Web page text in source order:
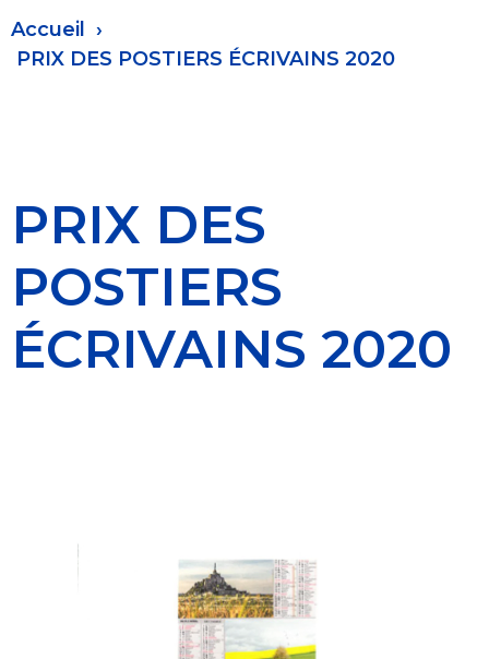
Fil
d'Ariane
Accueil
PRIX DES POSTIERS ÉCRIVAINS 2020
PRIX DES
POSTIERS
ÉCRIVAINS 2020